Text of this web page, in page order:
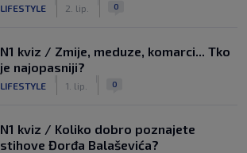
LIFESTYLE 2. lip. 0
N1 kviz / Zmije, meduze, komarci... Tko
je najopasniji?
LIFESTYLE 1. lip. 0
N1 kviz / Koliko dobro poznajete
stihove Đorđa Balaševića?